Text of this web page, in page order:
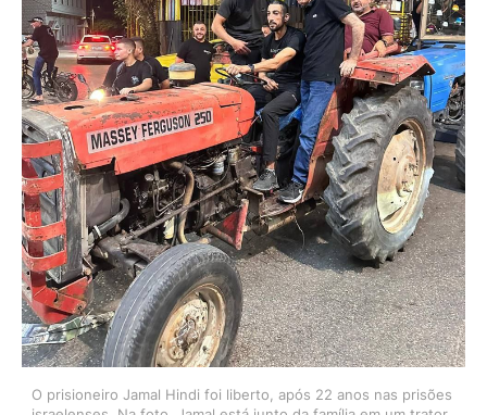
O prisioneiro Jamal Hindi foi liberto, após 22 anos nas prisões